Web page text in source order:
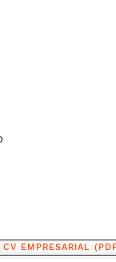
CV EMPRESARIAL